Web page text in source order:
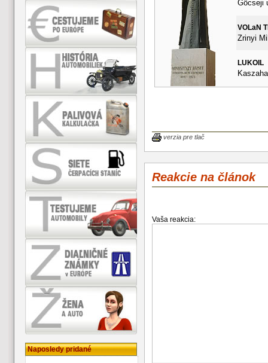
Naposledy pridané
Göcseji
VOLaN
Zrinyi
LUKOIL
verzia pre tlač
Reakcie na článok
Vaša reakcia: